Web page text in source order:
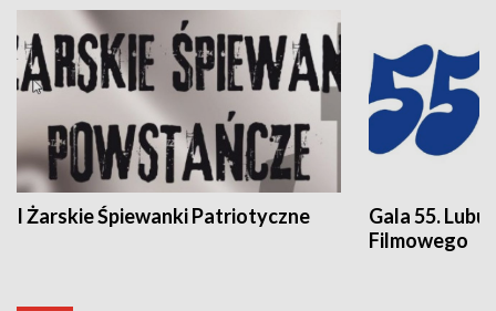
I Żarskie Śpiewanki Patriotyczne
Gala 55.
Filmowego